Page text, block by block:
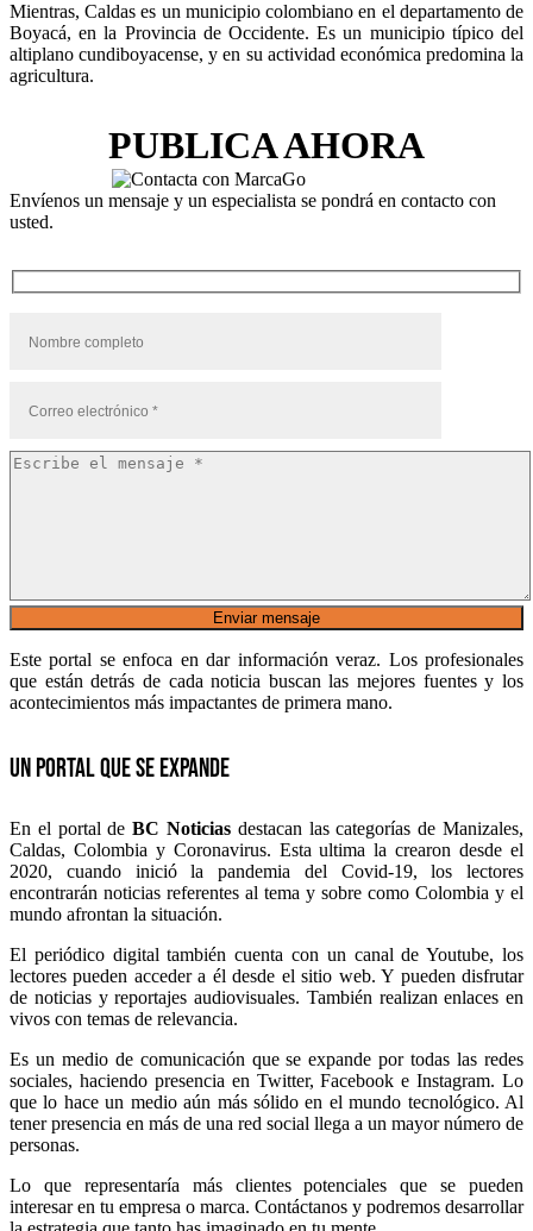
Mientras, Caldas es un municipio colombiano en el departamento de
Boyacá, en la Provincia de Occidente. Es un municipio típico del
altiplano cundiboyacense, y en su actividad económica predomina la
agricultura.
PUBLICA AHORA
Envíenos un mensaje y un especialista se pondrá en contacto con
usted.
Este portal se enfoca en dar información veraz. Los profesionales
que están detrás de cada noticia buscan las mejores fuentes y los
acontecimientos más impactantes de primera mano.
Un portal que se expande
En el portal deBC Noticias destacan las categorías de Manizales,
Caldas, Colombia y Coronavirus. Esta ultima la crearon desde el
2020, cuando inició la pandemia del Covid-19, los lectores
encontrarán noticias referentes al tema y sobre como Colombia y el
mundo afrontan la situación.
El periódico digital también cuenta con un canal de Youtube, los
lectores pueden acceder a él desde el sitio web. Y pueden disfrutar
de noticias y reportajes audiovisuales. También realizan enlaces en
vivos con temas de relevancia.
Es un medio de comunicación que se expande por todas las redes
sociales, haciendo presencia en Twitter, Facebook e Instagram. Lo
que lo hace un medio aún más sólido en el mundo tecnológico. Al
tener presencia en más de una red social llega a un mayor número de
personas.
Lo que representaría más clientes potenciales que se pueden
interesar en tu empresa o marca. Contáctanos y podremos desarrollar